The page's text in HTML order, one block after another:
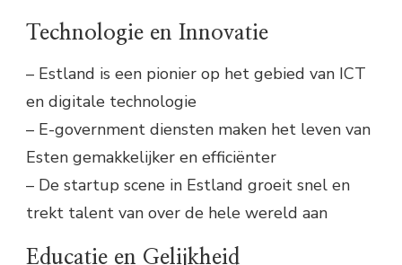
Technologie en Innovatie
– Estland is een pionier op het gebied van ICT
en digitale technologie
– E-government diensten maken het leven van
Esten gemakkelijker en efficiënter
– De startup scene in Estland groeit snel en
trekt talent van over de hele wereld aan
Educatie en Gelijkheid